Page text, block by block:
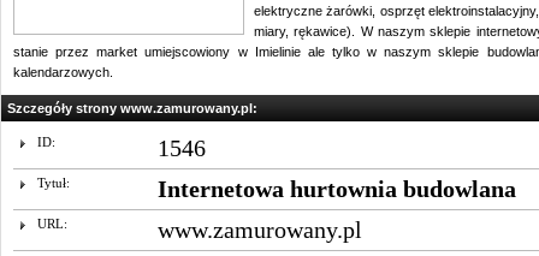
elektryczne żarówki, osprzęt
miary, rękawice). W naszym sklepie
stanie przez market umiejscowiony w Imielinie ale tylko w naszym sklepie
kalendarzowych.
Szczegóły strony www.zamurowany.pl:
ID: 1546
Tytuł: Internetowa hurtownia budowlana
URL: www.zamurowany.pl